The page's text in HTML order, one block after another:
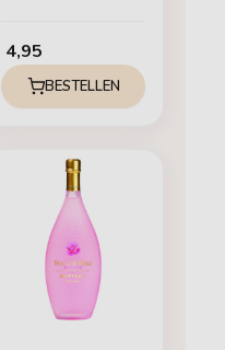
4,95
BESTELLEN